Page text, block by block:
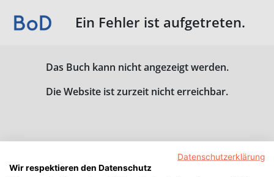
Ein Fehler ist aufgetreten.
Das Buch kann nicht angezeigt werden.
Die Website ist zurzeit nicht erreichbar.
Datenschutzerklärung
Wir respektieren den Datenschutz